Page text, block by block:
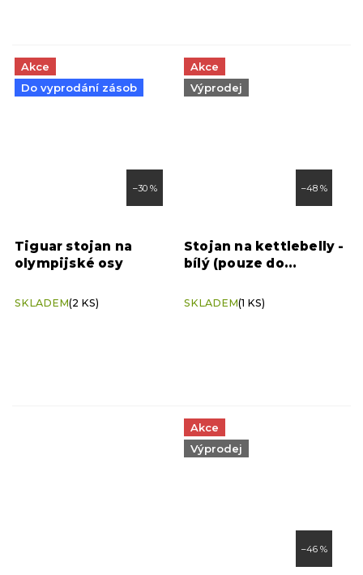
Akce
Do vyprodání zásob
–30 %
Tiguar stojan na
olympijské osy
SKLADEM(2 KS)
Akce
Výprodej
–48 %
Stojan na kettlebelly -
bílý (pouze do
SKLADEM(1 KS)
Akce
Výprodej
–46 %